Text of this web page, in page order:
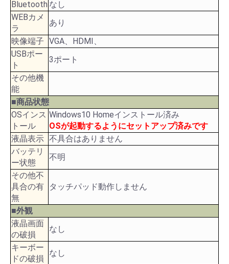
Bluetooth なし
WEBカメ
ラ
あり
映像端子 VGA、HDMI、
USBポー
ト
3ポート
その他機
能
■商品状態
OSインス
トール
Windows10 Homeインストール済み
OSが起動するようにセットアップ済みです
液晶表示 不具合はありません
バッテリ
ー状態
不明
その他不
具合の有
無
タッチパッド動作しません
■外観
液晶画面
の破損
なし
キーボー
ドの破損
なし